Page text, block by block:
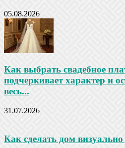
05.08.2026
Как выбрать свадебное
подчеркивает характер и
весь...
31.07.2026
Как сделать дом визуально